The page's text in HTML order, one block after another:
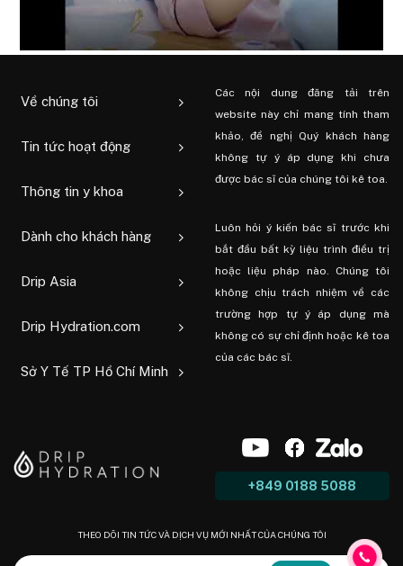
Về chúng tôi
Tin tức hoạt động
Thông tin y khoa
Dành cho khách hàng
Drip Asia
Drip Hydration.com
Sở Y Tế TP Hồ Chí Minh
Các nội dung đăng tải trên
website này chỉ mang tính tham
khảo, đề nghị Quý khách hàng
không tự ý áp dụng khi chưa
được bác sĩ của chúng tôi kê toa.
Luôn hỏi ý kiến ​​bác sĩ trước khi
bắt đầu bất kỳ liệu trình điều trị
hoặc liệu pháp nào. Chúng tôi
không chịu trách nhiệm về các
trường hợp tự ý áp dụng mà
không có sự chỉ định hoặc kê toa
của các bác sĩ.
+849 0188 5088
THEO DÕI TIN TỨC VÀ DỊCH VỤ MỚI NHẤT CỦA CHÚNG TÔI